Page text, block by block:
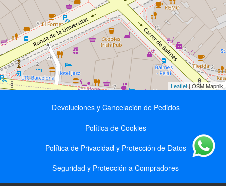
Leaflet| OSM Mapnik
Devoluciones y Cancelación de Pedidos
Política de Cookies
Política de Privacidad y Protección de Datos
Seguridad y Protección a Compradores